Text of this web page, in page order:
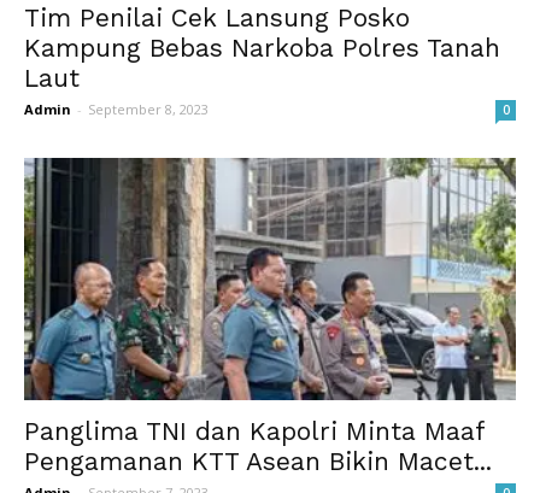
Tim Penilai Cek Lansung Posko
Kampung Bebas Narkoba Polres Tanah
Laut
Admin - September 8, 2023 0
Panglima TNI dan Kapolri Minta Maaf
Pengamanan KTT Asean Bikin Macet...